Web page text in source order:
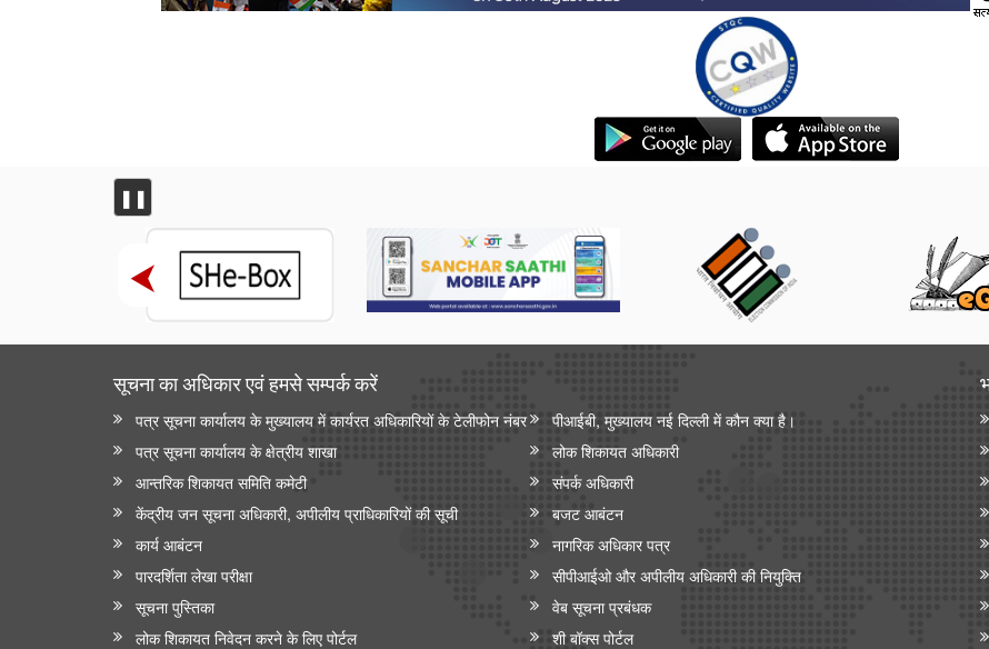
❚❚
सूचना का अधिकार एवं हमसे सम्‍पर्क करें
पत्र सूचना कार्यालय के मुख्यालय में कार्यरत अधिकारियों के टेलीफोन नंबर
पीआईबी, मुख्यालय नई दिल्ली में कौन क्या है।
पत्र सूचना कार्यालय के क्षेत्रीय शाखा
लोक शिकायत अधिकारी
आन्‍तरिक शिकायत समिति कमेटी
संपर्क अधिकारी
केंद्रीय जन सूचना अधिकारी, अपीलीय प्राधिकारियों की सूची
बजट आबंटन
कार्य आबंटन
नागरिक अधिकार पत्र
पारदर्शिता लेखा परीक्षा
सीपीआईओ और अपी‍लीय अधिकारी की नियुक्ति
सूचना पुस्तिका
वेब सूचना प्रबंधक
लोक शिकायत निवेदन करने के लिए पोर्टल
शी बॉक्स पोर्टल